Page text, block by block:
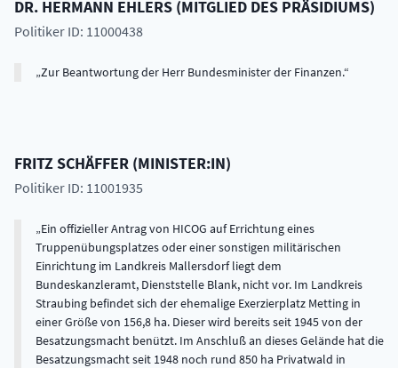
DR. HERMANN EHLERS (MITGLIED DES PRÄSIDIUMS)
Politiker ID: 11000438
Zur Beantwortung der Herr Bundesminister der Finanzen.
FRITZSCHÄFFER (MINISTER:IN)
Politiker ID: 11001935
Ein offizieller Antrag von HICOG auf Errichtung eines
Truppenübungsplatzes oder einer sonstigen militärischen
Einrichtung im Landkreis Mallersdorf liegt dem
Bundeskanzleramt, Dienststelle Blank, nicht vor. Im Landkreis
Straubing befindet sich der ehemalige Exerzierplatz Metting in
einer Größe von 156,8 ha. Dieser wird bereits seit 1945 von der
Besatzungsmacht benützt. Im Anschluß an dieses Gelände hat die
Besatzungsmacht seit 1948 noch rund 850 ha Privatwald in